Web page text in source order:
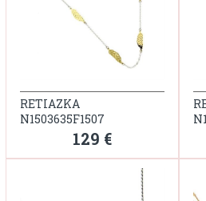
RETIAZKA
N1503635F1507
129 €